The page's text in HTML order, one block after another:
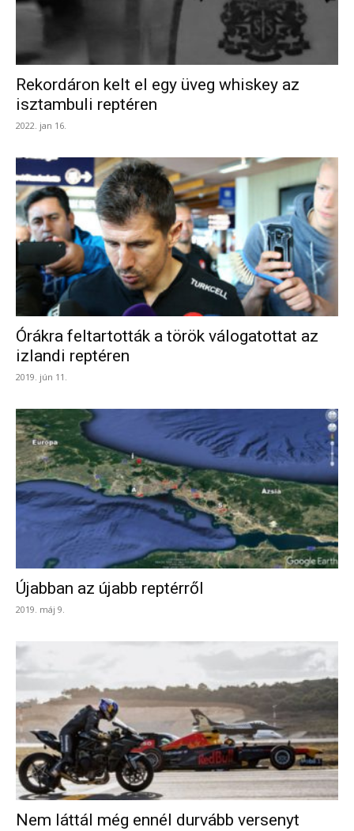
Rekordáron kelt el egy üveg whiskey az
isztambuli reptéren
2022. jan 16.
Órákra feltartották a török válogatottat az
izlandi reptéren
2019. jún 11.
Újabban az újabb reptérről
2019. máj 9.
Nem láttál még ennél durvább versenyt